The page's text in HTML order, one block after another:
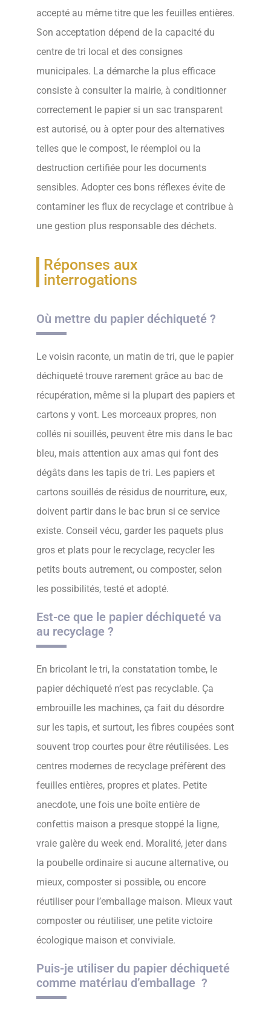
accepté au même titre que les feuilles entières.
Son acceptation dépend de la capacité du
centre de tri local et des consignes
municipales. La démarche la plus efficace
consiste à consulter la mairie, à conditionner
correctement le papier si un sac transparent
est autorisé, ou à opter pour des alternatives
telles que le compost, le réemploi ou la
destruction certifiée pour les documents
sensibles. Adopter ces bons réflexes évite de
contaminer les flux de recyclage et contribue à
une gestion plus responsable des déchets.
Réponses aux
interrogations
Où mettre du papier déchiqueté ?
Le voisin raconte, un matin de tri, que le papier
déchiqueté trouve rarement grâce au bac de
récupération, même si la plupart des papiers et
cartons y vont. Les morceaux propres, non
collés ni souillés, peuvent être mis dans le bac
bleu, mais attention aux amas qui font des
dégâts dans les tapis de tri. Les papiers et
cartons souillés de résidus de nourriture, eux,
doivent partir dans le bac brun si ce service
existe. Conseil vécu, garder les paquets plus
gros et plats pour le recyclage, recycler les
petits bouts autrement, ou composter, selon
les possibilités, testé et adopté.
Est-ce que le papier déchiqueté va
au recyclage ?
En bricolant le tri, la constatation tombe, le
papier déchiqueté n’est pas recyclable. Ça
embrouille les machines, ça fait du désordre
sur les tapis, et surtout, les fibres coupées sont
souvent trop courtes pour être réutilisées. Les
centres modernes de recyclage préfèrent des
feuilles entières, propres et plates. Petite
anecdote, une fois une boîte entière de
confettis maison a presque stoppé la ligne,
vraie galère du week end. Moralité, jeter dans
la poubelle ordinaire si aucune alternative, ou
mieux, composter si possible, ou encore
réutiliser pour l’emballage maison. Mieux vaut
composter ou réutiliser, une petite victoire
écologique maison et conviviale.
Puis-je utiliser du papier déchiqueté
comme matériau d’emballage ?